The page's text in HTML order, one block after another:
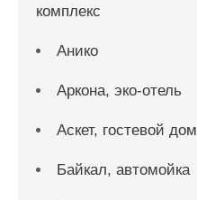
комплекс
Анико
Аркона, эко-отель
Аскет, гостевой дом
Байкал, автомойка